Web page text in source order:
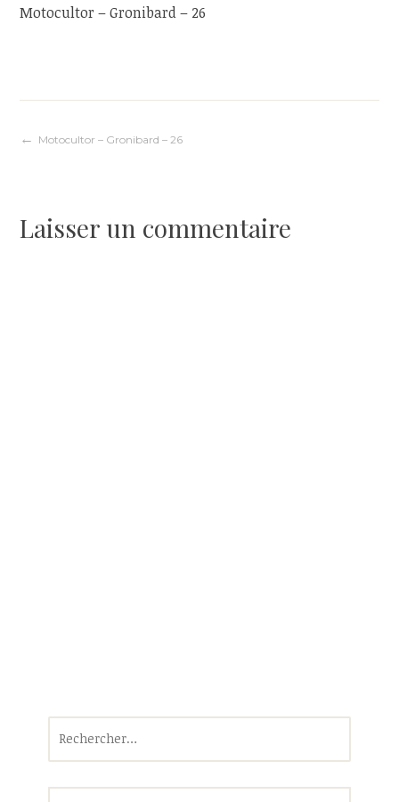
Motocultor – Gronibard – 26
Navigation
l’article
Motocultor – Gronibard – 26
Laisser un commentaire